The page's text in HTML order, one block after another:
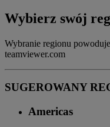
Wybierz swój
Wybranie regionu
teamviewer.com
SUGEROWANY
Americas